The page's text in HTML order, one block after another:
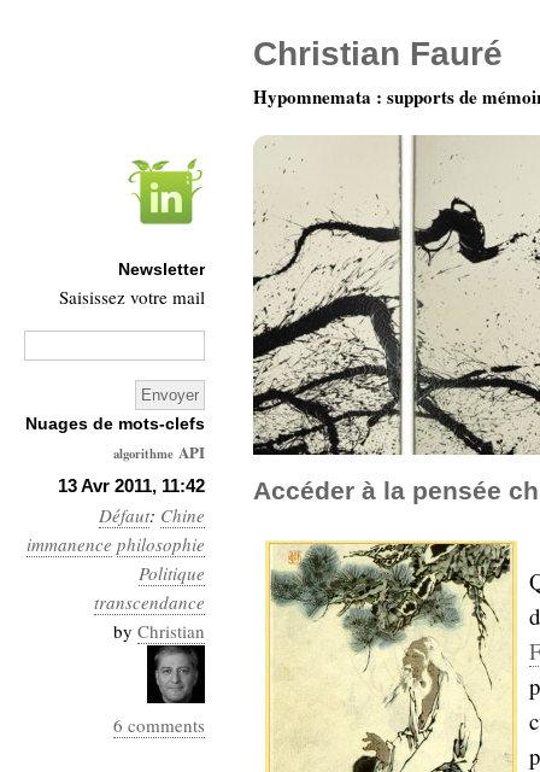
13 Avr 2011, 11:42
Défaut: Chine
immanence philosophie
Politique
transcendance
by Christian
6 comments
Accéder à la pensée
Christian Fauré
Hypomnemata : supports de
Newsletter
Saisissez votre mail
Nuages de mots-clefs
algorithme API
Architecture
Ars-
Industrialis
business_model
cinéma
Cloud
Computing